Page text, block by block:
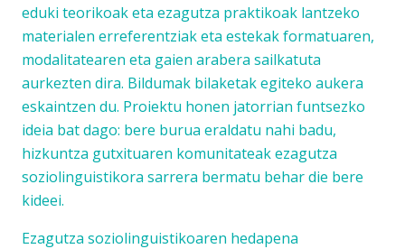
eduki teorikoak eta ezagutza praktikoak lantzeko
materialen erreferentziak eta estekak formatuaren,
modalitatearen eta gaien arabera sailkatuta
aurkezten dira. Bildumak bilaketak egiteko aukera
eskaintzen du. Proiektu honen jatorrian funtsezko
ideia bat dago: bere burua eraldatu nahi badu,
hizkuntza gutxituaren komunitateak ezagutza
soziolinguistikora sarrera bermatu behar die bere
kideei.
Ezagutza soziolinguistikoaren hedapena